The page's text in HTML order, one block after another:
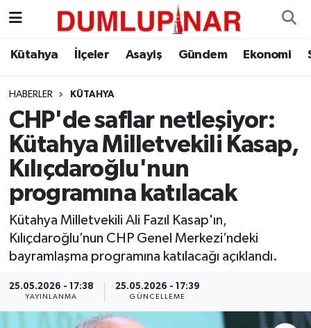
Kütahya İlçeler Asayiş Gündem Ekonomi
HABERLER KÜTAHYA
CHP'de saflar netleşiyor:
Kütahya Milletvekili Kasap,
Kılıçdaroğlu'nun
programına katılacak
Kütahya Milletvekili Ali Fazıl Kasap'ın,
Kılıçdaroğlu’nun CHP Genel Merkezi’ndeki
bayramlaşma programına katılacağı açıklandı.
25.05.2026 - 17:38
YAYINLANMA
25.05.2026 - 17:39
GÜNCELLEME
Asayiş
Diğer
Dünya
Eğitim
Ekonomi
Eleman
Emlak
Gündem
Kütahya Hava Durumu
Kütahya Trafik Yoğunluk Haritası
Süper Lig Puan Durumu ve Fikstür
Tüm Manşetler
Son Dakika Haberleri
Haber Arşivi